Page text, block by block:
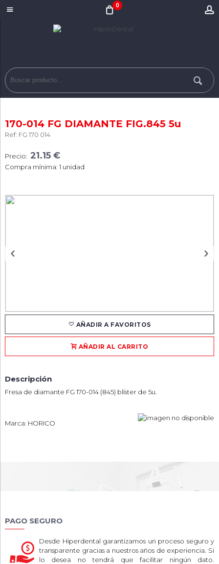
0
170-014 FG DIAMANTE FIG.845 5u
Ref: FG 170 014
Precio: 21.15 €
Compra mínima: 1 unidad
AÑADIR A FAVORITOS
AÑADIR AL CARRITO
Descripción
Fresa de diamante FG 170-014 (845) blíster de 5u.
Marca: HORICO
PAGO SEGURO
Desde Hiperdental garantizamos un proceso seguro y
transparente gracias a nuestros años de experiencia. Si
lo desea no tendrá que facilitar ningún dato.